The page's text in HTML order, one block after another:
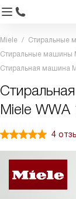
Miele
Стиральные
Стиральные машины
Стиральная машина
Miele WWA
4